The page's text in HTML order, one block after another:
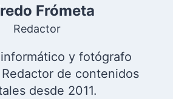
Frómeta
Redactor
y fotógrafo
de contenidos
desde 2011.